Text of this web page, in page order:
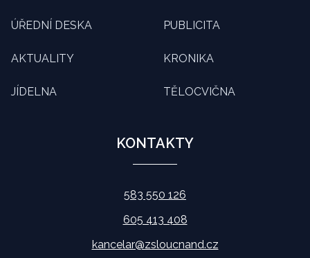
ÚŘEDNÍ DESKA PUBLICITA
AKTUALITY KRONIKA
JÍDELNA TĚLOCVIČNA
KONTAKTY
583 550 126
605 413 408
kancelar@zsloucnand.cz